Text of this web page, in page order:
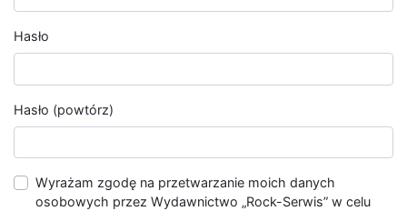
Hasło
Hasło (powtórz)
Wyrażam zgodę na przetwarzanie moich danych
osobowych przez Wydawnictwo „Rock-Serwis” w celu